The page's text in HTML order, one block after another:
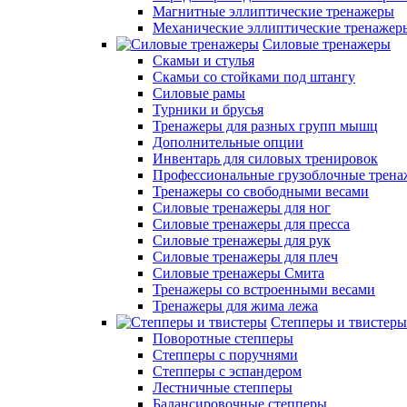
Магнитные эллиптические тренажеры
Механические эллиптические
Силовые тренажеры
Скамьи и стулья
Скамьи со стойками под штангу
Силовые рамы
Турники и брусья
Тренажеры для разных групп мышц
Дополнительные опции
Инвентарь для силовых тренировок
Профессиональные грузоблочные
Тренажеры со свободными весами
Силовые тренажеры для ног
Силовые тренажеры для пресса
Силовые тренажеры для рук
Силовые тренажеры для плеч
Силовые тренажеры Смита
Тренажеры со встроенными весами
Тренажеры для жима лежа
Степперы и твистеры
Поворотные степперы
Степперы с поручнями
Степперы с эспандером
Лестничные степперы
Балансировочные степперы